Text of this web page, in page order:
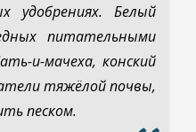
удобрениях. Белый
питательными
и-мачеха, конский
тяжёлой почвы,
песком.